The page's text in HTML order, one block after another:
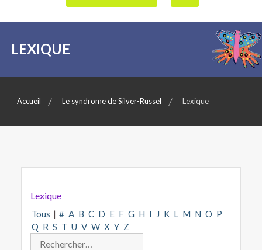
LEXIQUE
Accueil Le syndrome de Silver-Russel Lexique
Lexique
Tous | # A B C D E F G H I J K L M N O P
Q R S T U V W X Y Z